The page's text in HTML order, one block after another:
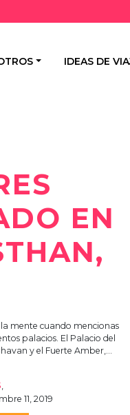
IDEAS DE
EN
mente cuando mencionas
palacios. El Palacio del
y el Fuerte Amber,…
11, 2019